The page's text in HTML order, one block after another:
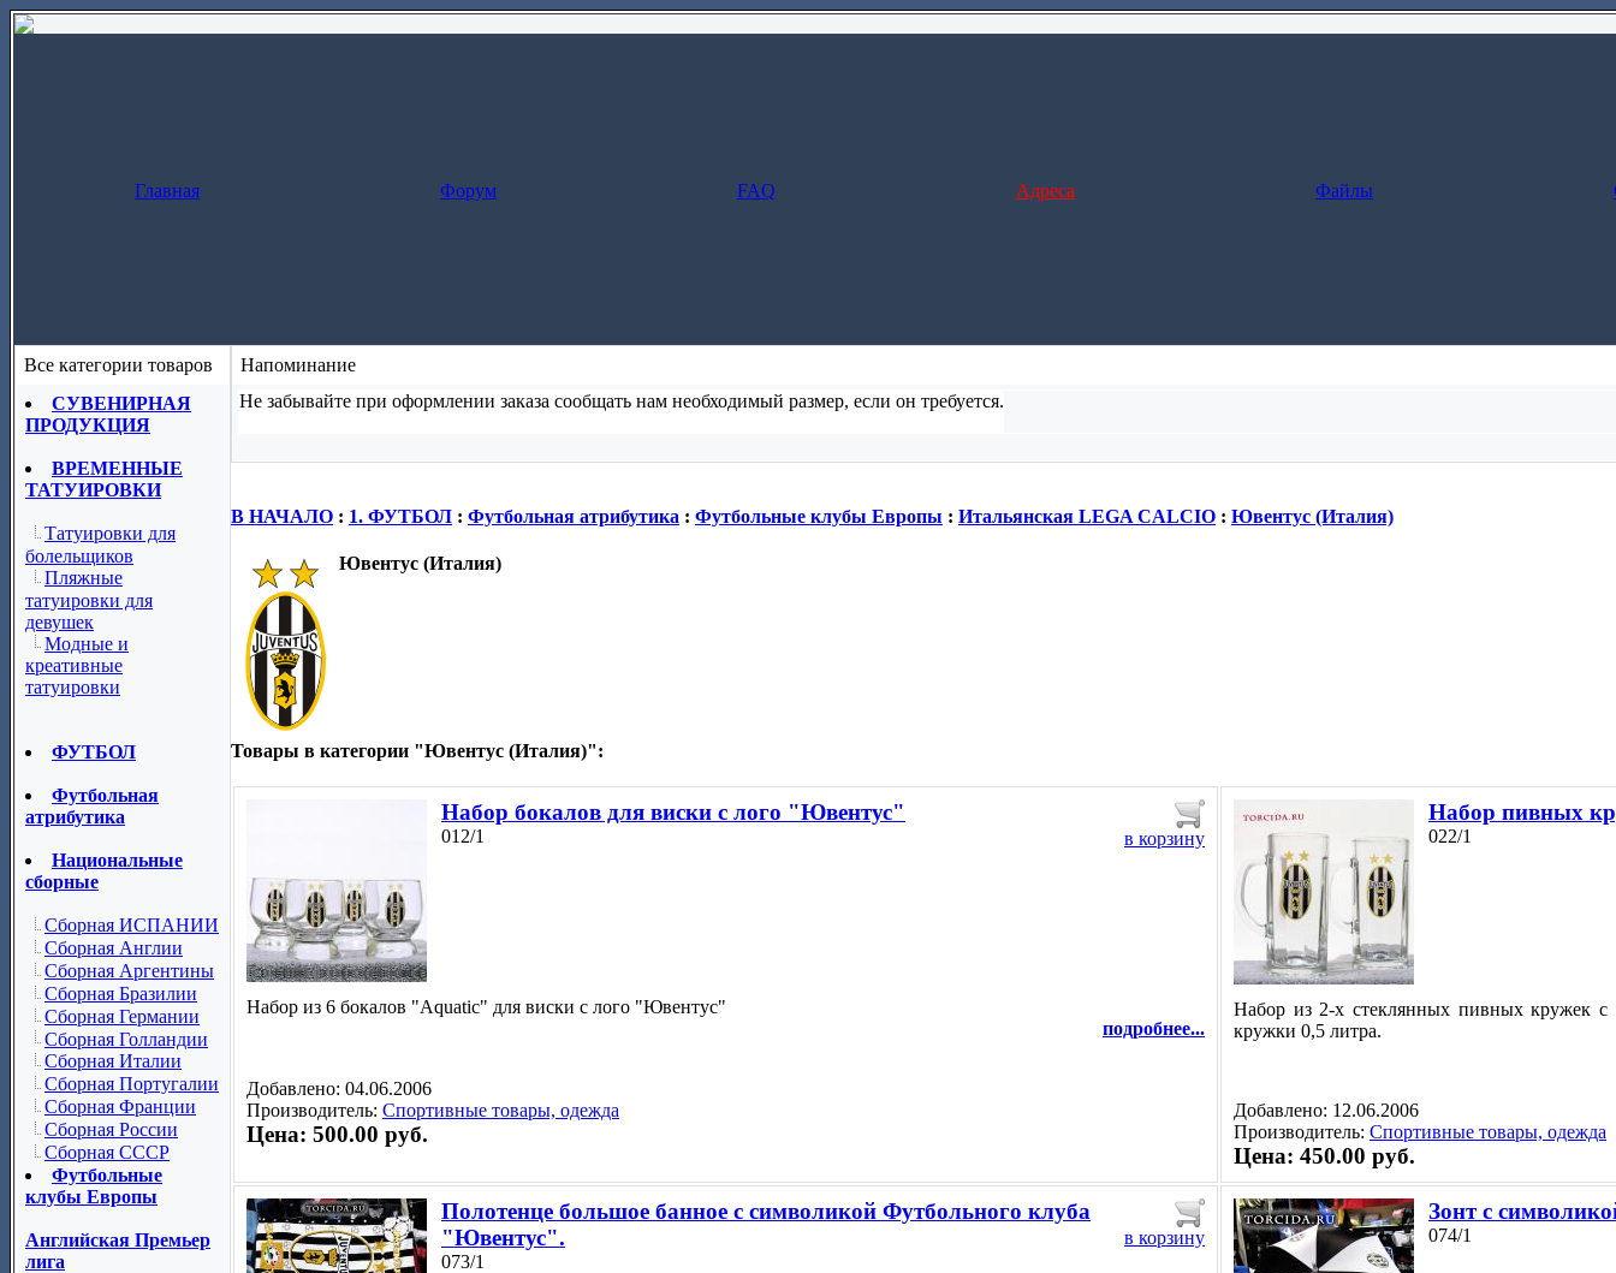
Главная Форум FAQ Адреса Файлы
Все категории товаров
СУВЕНИРНАЯ
ПРОДУКЦИЯ
ВРЕМЕННЫЕ
ТАТУИРОВКИ
Татуировки для
болельщиков
Пляжные
татуировки для
девушек
Модные и
креативные
татуировки
ФУТБОЛ
Футбольная
атрибутика
Национальные
сборные
Сборная ИСПАНИИ
Сборная Англии
Сборная Аргентины
Сборная Бразилии
Сборная Германии
Сборная Голландии
Сборная Италии
Сборная Португалии
Сборная Франции
Сборная России
Сборная СССР
Футбольные
клубы Европы
Английская Премьер
лига
Напоминание
Не забывайте при оформлении заказа сообщать нам необходимый размер, если он требуется.
В НАЧАЛО : 1. ФУТБОЛ : Футбольная атрибутика : Футбольные клубы Европы : Итальянская LEGA CALCIO : Ювентус (Италия)
Ювентус (Италия)
Товары в категории "Ювентус (Италия)":
Набор бокалов для виски с лого "Ювентус"
012/1 в корзину
Набор из 6 бокалов "Aquatic" для виски с лого "Ювентус"
подробнее...
Добавлено: 04.06.2006
Производитель: Спортивные товары, одежда
Цена: 500.00 руб.
Набор пивных
022/1
Набор из 2-х стеклянных пивных кружек
кружки 0,5 литра.
Добавлено: 12.06.2006
Производитель: Спортивные товары, одежда
Цена: 450.00 руб.
Полотенце большое банное с символикой Футбольного клуба
"Ювентус".
073/1
в корзину
Зонт с
074/1